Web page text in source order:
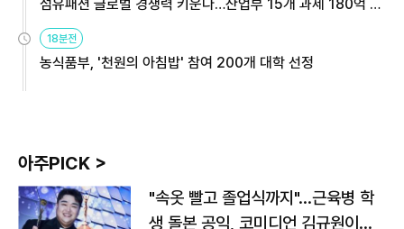
섬유패션 글로벌 경쟁력 키운다…산업부 15개 과제 180억 지
원
18분전
농식품부, '천원의 아침밥' 참여 200개 대학 선정
아주PICK >
"속옷 빨고 졸업식까지"…근육병 학
생 돌본 공익, 코미디언 김규원이었